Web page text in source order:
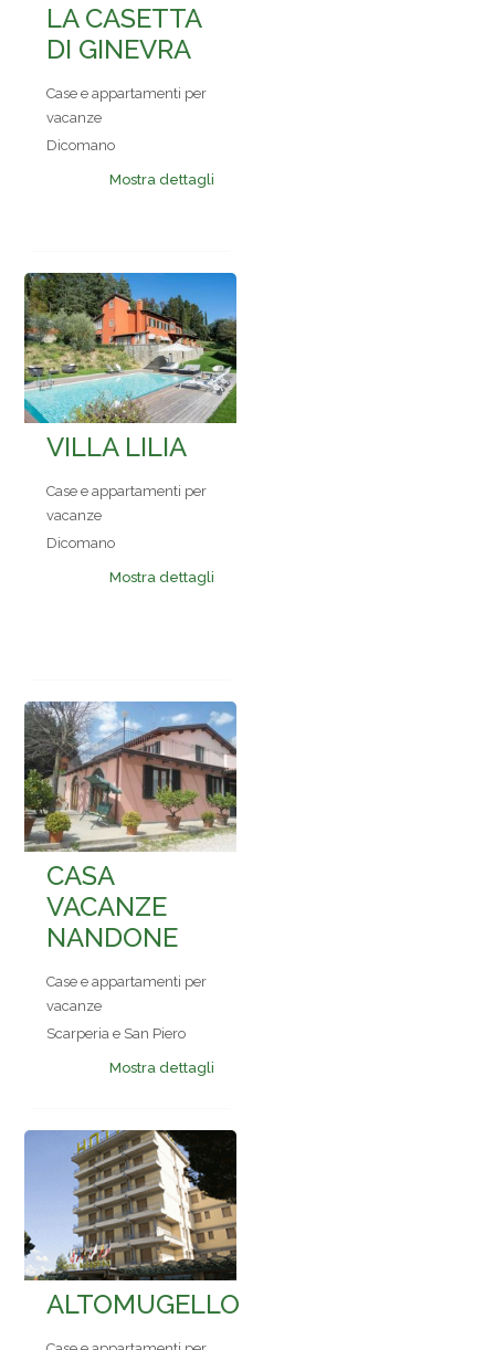
LA CASETTA
DI GINEVRA
Case e appartamenti per
vacanze
Dicomano
Mostra dettagli
VILLA LILIA
Case e appartamenti per
vacanze
Dicomano
Mostra dettagli
CASA
VACANZE
NANDONE
Case e appartamenti per
vacanze
Scarperia e San Piero
Mostra dettagli
ALTOMUGELLO